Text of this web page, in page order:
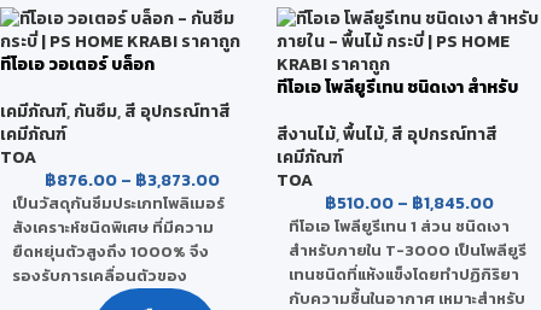
งานง่าย ไม่เป็นพิษ สามารถใช้กับ
น้ำดื่มได้และทาสีทับได้ เหมาะ
สำหรับเป็นกันซึม ห้องน้ำ ระเบียง
สระว่ายน้ำ บ่อปลา แท้งค์น้ำ (TOA
CEMENT WATERPROOF)
ฟายด์ไซเลน ไซล็อกเซน ที่มี
คุณสมบัติในการแทรกซึมเข้าพื้นผิว
ป้องกันความชื้น ทำให้ยึดเกาะเนื้อสี
ได้แน่นขึ้น ซึ่งเนื้อฟิล์มนี้จะช่วย
ด่างจากพื้นปูนที่ยังแห้งไม่สนิท
(ปูนบ่มที่ไม่ได้ที่) และความชื้นที่มี
อยู่ตามผนังปูน โดยเฉพาะความชื้น
จากพื้นดิน (Rising Damp) บริเวณ
ชายล่างอาคารออกมาทำลายทำให้
สีลอกล่อน เกิดคราบเกลือ เฉดสี
เพี้ยน
ทีโอเอ วอเตอร์ บล็อก
เคมีภัณฑ์,กันซึม,สี อุปกรณ์ทาสี
เคมีภัณฑ์
TOA
฿876.00– ฿3,873.00
เป็นวัสดุกันซึมประเภทโพลิเมอร์
สังเคราะห์ชนิดพิเศษ ที่มีความ
ยืดหยุ่นตัวสูงถึง 1000% จึง
รองรับการเคลื่อนตัวของ
โครงสร้างได้ดี ใช้สำหรับทาหรือ
ทีโอเอ โพลียูรีเทน ชนิดเงา สำหรับ
สีงานไม้,พื้นไม้,สี อุปกรณ์ทาสี
เคมีภัณฑ์
TOA
฿510.00 – ฿1,845.00
ทีโอเอ โพลียูรีเทน 1 ส่วน ชนิดเงา
สำหรับภายใน T-3000 เป็นโพลียูรี
เทนชนิดที่แห้งแข็งโดยทำปฏิกิริยา
กับความชื้นในอากาศ เหมาะสำหรับ